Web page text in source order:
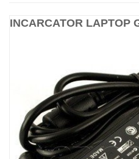
INCARCATOR LAPTOP